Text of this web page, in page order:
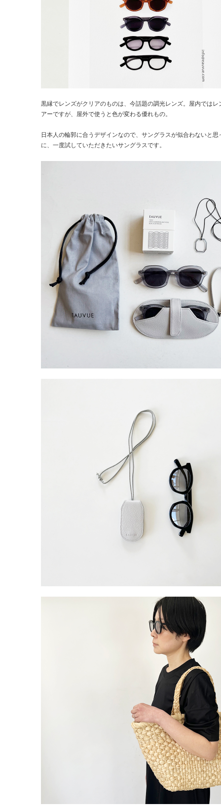
黒縁でレンズがクリアのものは、今話題の調光レンズ。屋内ではレ
アーですが、屋外で使うと色が変わる優れもの。
日本人の輪郭に合うデザインなので、サングラスが似合わないと思
に、一度試していただきたいサングラスです。